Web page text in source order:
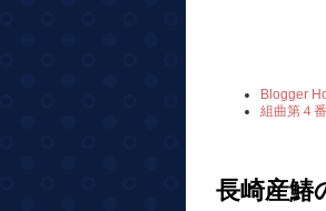
Blogger
組曲第４番
長崎産鰆